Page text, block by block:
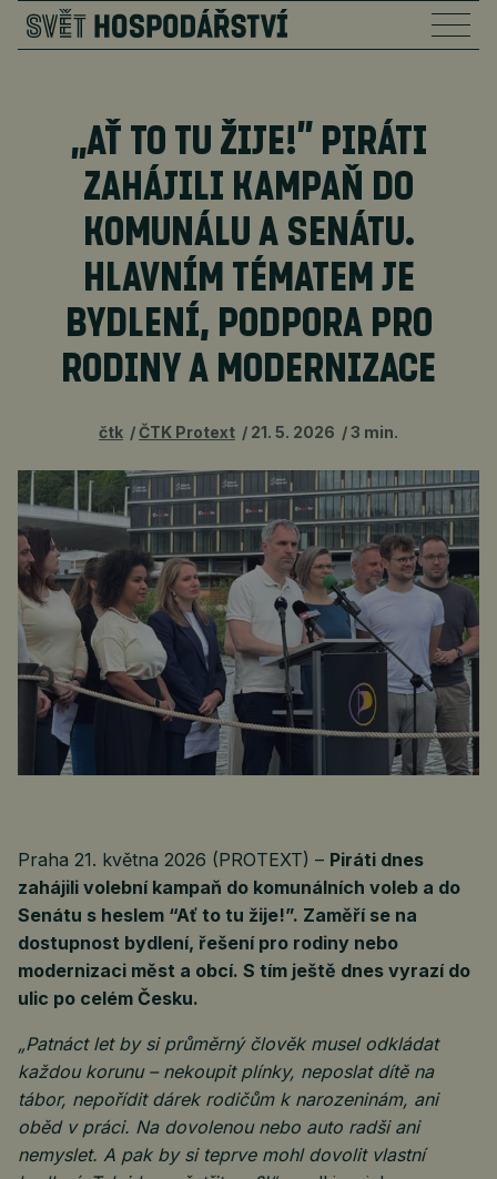
„AŤ TO TU ŽIJE!” PIRÁTI
ZAHÁJILI KAMPAŇ DO
KOMUNÁLU A SENÁTU.
HLAVNÍM TÉMATEM JE
BYDLENÍ, PODPORA PRO
RODINY A MODERNIZACE
čtk ČTK Protext 21. 5. 2026 3 min.
Praha 21. května 2026 (PROTEXT) – Piráti dnes
zahájili volební kampaň do komunálních voleb a do
Senátu s heslem “Ať to tu žije!”. Zaměří se na
dostupnost bydlení, řešení pro rodiny nebo
modernizaci měst a obcí. S tím ještě dnes vyrazí do
ulic po celém Česku.
„Patnáct let by si průměrný člověk musel odkládat
každou korunu – nekoupit plínky, neposlat dítě na
tábor, nepořídit dárek rodičům k narozeninám, ani
oběd v práci. Na dovolenou nebo auto radši ani
nemyslet. A pak by si teprve mohl dovolit vlastní